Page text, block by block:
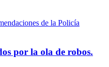
por la ola de robos.